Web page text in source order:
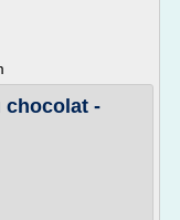
chocolat -